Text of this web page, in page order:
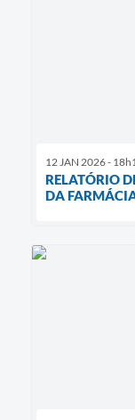
12 JAN 2026 -
RELATÓRIO
DA